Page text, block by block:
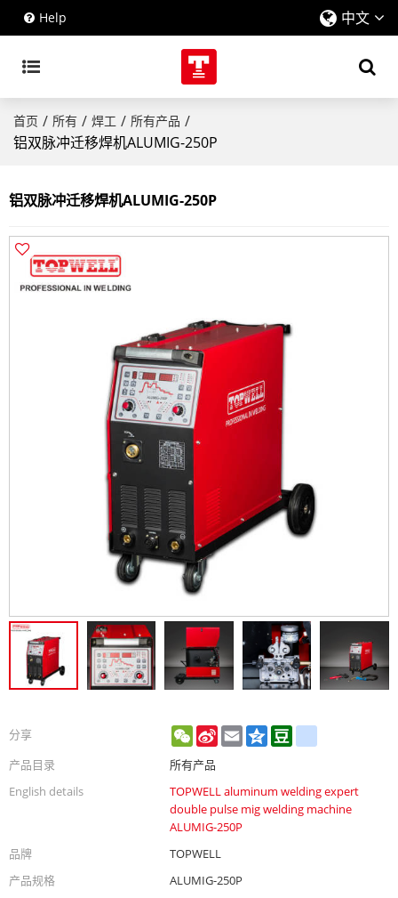
Help 中文
首页 / 所有 / 焊工 / 所有产品 /
铝双脉冲迁移焊机ALUMIG-250P
铝双脉冲迁移焊机ALUMIG-250P
分享 WeChat
Sina
Weibo
Email Qzone
产品目录
所有产品
English details
TOPWELL aluminum welding expert
double pulse mig welding machine
ALUMIG-250P
品牌
TOPWELL
产品规格
ALUMIG-250P